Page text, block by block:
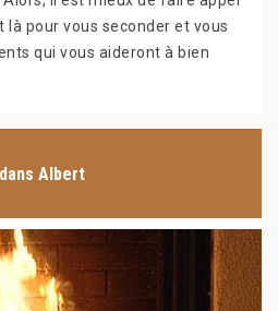
là pour vous seconder et vous
qui vous aideront à bien
Albert